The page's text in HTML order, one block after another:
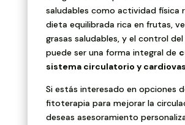
saludables como actividad física
dieta equilibrada rica en frutas,
grasas saludables, y el control
puede ser una forma integral de
sistema circulatorio y
Si estás interesado en opciones
fitoterapia para mejorar la
deseas asesoramiento